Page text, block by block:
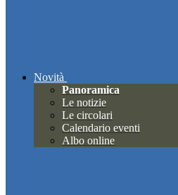
Novità
Panoramica
Le notizie
Le circolari
Calendario eventi
Albo online